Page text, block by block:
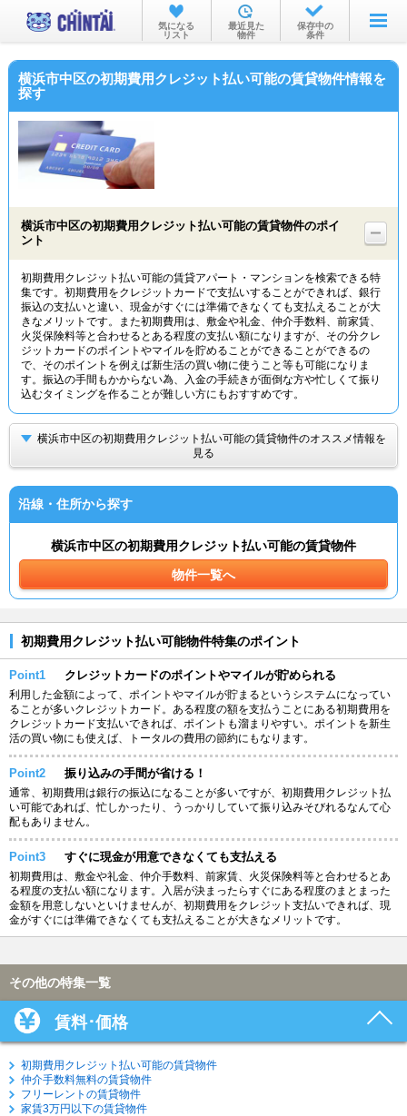
お部屋を探す
沿線・駅から
不動産会社から
気になる
リスト
最近見た
物件
保存中の
条件
横浜市中区の初期費用クレジット払い可能の賃貸物件情報を
探す
横浜市中区の初期費用クレジット払い可能の賃貸物件のポイ
ント
初期費用クレジット払い可能の賃貸アパート・マンションを検索できる特
集です。初期費用をクレジットカードで支払いすることができれば、銀行
振込の支払いと違い、現金がすぐには準備できなくても支払えることが大
きなメリットです。また初期費用は、敷金や礼金、仲介手数料、前家賃、
火災保険料等と合わせるとある程度の支払い額になりますが、その分クレ
ジットカードのポイントやマイルを貯めることができることができるの
で、そのポイントを例えば新生活の買い物に使うこと等も可能になりま
す。振込の手間もかからない為、入金の手続きが面倒な方や忙しくて振り
込むタイミングを作ることが難しい方にもおすすめです。
横浜市中区の初期費用クレジット払い可能の賃貸物件のオススメ情報を
見る
沿線・住所から探す
横浜市中区の初期費用クレジット払い可能の賃貸物件
物件一覧へ
初期費用クレジット払い可能物件特集のポイント
Point1 クレジットカードのポイントやマイルが貯められる
利用した金額によって、ポイントやマイルが貯まるというシステムになってい
ることが多いクレジットカード。ある程度の額を支払うことにある初期費用を
クレジットカード支払いできれば、ポイントも溜まりやすい。ポイントを新生
活の買い物にも使えば、トータルの費用の節約にもなります。
Point2 振り込みの手間が省ける！
通常、初期費用は銀行の振込になることが多いですが、初期費用クレジット払
い可能であれば、忙しかったり、うっかりしていて振り込みそびれるなんて心
配もありません。
Point3 すぐに現金が用意できなくても支払える
初期費用は、敷金や礼金、仲介手数料、前家賃、火災保険料等と合わせるとあ
る程度の支払い額になります。入居が決まったらすぐにある程度のまとまった
金額を用意しないといけませんが、初期費用をクレジット支払いできれば、現
金がすぐには準備できなくても支払えることが大きなメリットです。
その他の特集一覧
賃料･価格
初期費用クレジット払い可能の賃貸物件
仲介手数料無料の賃貸物件
フリーレントの賃貸物件
家賃3万円以下の賃貸物件